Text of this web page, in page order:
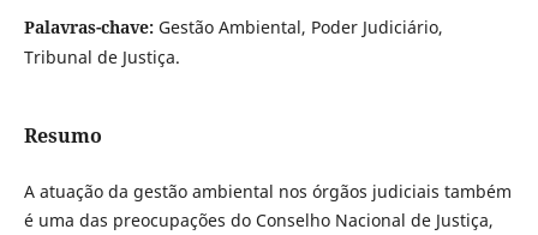
Palavras-chave: Gestão Ambiental, Poder Judiciário,
Tribunal de Justiça.
Resumo
A atuação da gestão ambiental nos órgãos judiciais também
é uma das preocupações do Conselho Nacional de Justiça,